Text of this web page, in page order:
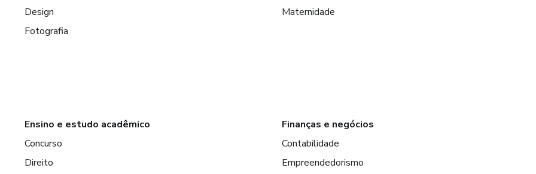
Design
Fotografia
Maternidade
Ensino e estudo acadêmico
Concurso
Direito
Finanças e negócios
Contabilidade
Empreendedorismo